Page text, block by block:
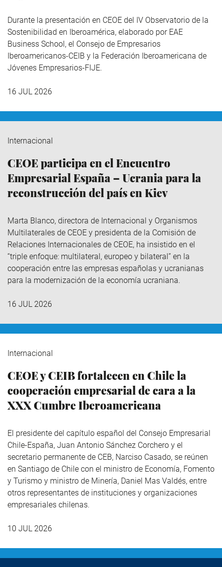
Durante la presentación en CEOE del IV Observatorio de la
Sostenibilidad en Iberoamérica, elaborado por EAE
Business School, el Consejo de Empresarios
Iberoamericanos-CEIB y la Federación Iberoamericana de
Jóvenes Empresarios-FIJE.
16 JUL 2026
Internacional
CEOE participa en el Encuentro
Empresarial España – Ucrania para la
reconstrucción del país en Kiev
Marta Blanco, directora de Internacional y Organismos
Multilaterales de CEOE y presidenta de la Comisión de
Relaciones Internacionales de CEOE, ha insistido en el
“triple enfoque: multilateral, europeo y bilateral” en la
cooperación entre las empresas españolas y ucranianas
para la modernización de la economía ucraniana.
16 JUL 2026
Internacional
CEOE y CEIB fortalecen en Chile la
cooperación empresarial de cara a la
XXX Cumbre Iberoamericana
El presidente del capítulo español del Consejo Empresarial
Chile-España, Juan Antonio Sánchez Corchero y el
secretario permanente de CEB, Narciso Casado, se reúnen
en Santiago de Chile con el ministro de Economía, Fomento
y Turismo y ministro de Minería, Daniel Mas Valdés, entre
otros representantes de instituciones y organizaciones
empresariales chilenas.
10 JUL 2026